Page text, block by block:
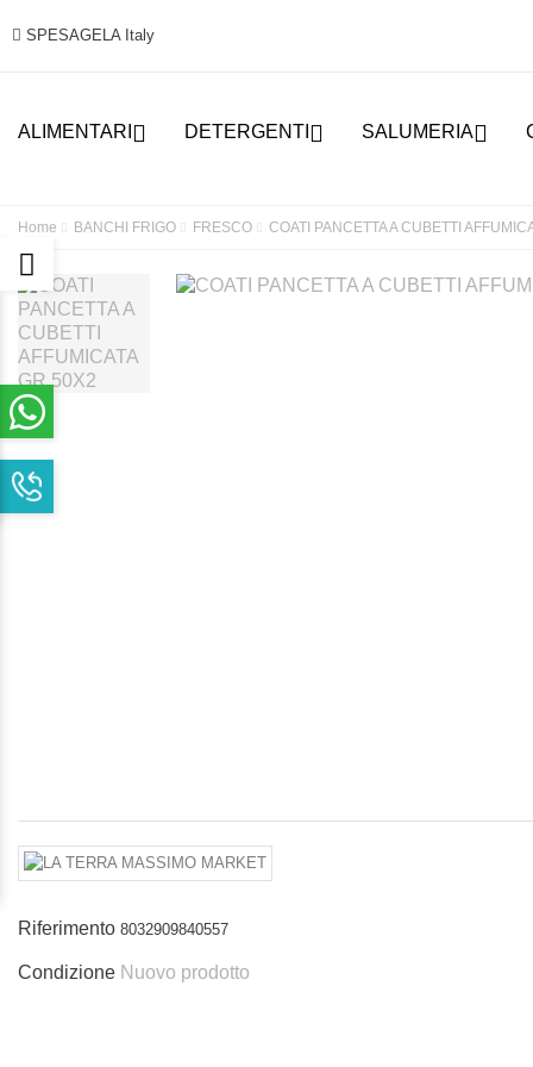
SPESAGELA Italy
ALIMENTARI  DETERGENTI  SALUMERIA
Home BANCHI FRIGO FRESCO COATI PANCETTA A CUBETTI
Riferimento 8032909840557
Condizione Nuovo prodotto